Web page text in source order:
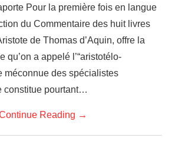
Pour la première fois en langue
du Commentaire des huit livres
de Thomas d’Aquin, offre la
qu’on a appelé l’“aristotélo-
méconnue des spécialistes
constitue pourtant…
Reading →